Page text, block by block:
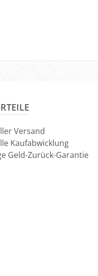
Versand
Kaufabwicklung
Geld-Zurück-Garantie